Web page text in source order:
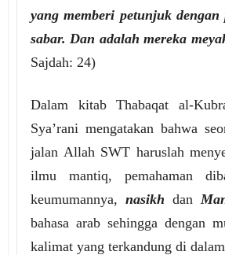
yang memberi petunjuk
sabar. Dan adalah mereka
Sajdah: 24)
Dalam kitab Thabaqat al-
Sya’rani mengatakan bahwa
jalan Allah SWT haruslah
ilmu mantiq, pemahaman
keumumannya, nasikh dan
bahasa arab sehingga dengan
kalimat yang terkandung di